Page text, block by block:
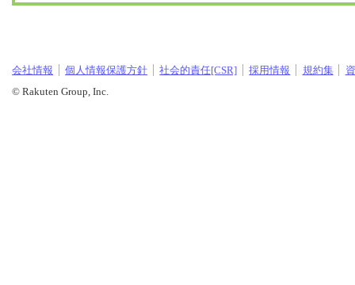
会社情報 個人情報保護方針 社会的責任[CSR] 採用情報 規約集
© Rakuten Group, Inc.